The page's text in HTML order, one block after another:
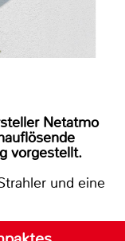
Netatmo
vorgestellt.
und eine